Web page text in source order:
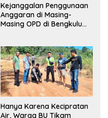
Kejanggalan Penggunaan
Anggaran di Masing-
Masing OPD di Bengkulu
Hanya Karena Kecipratan
Air, Warga BU Tikam